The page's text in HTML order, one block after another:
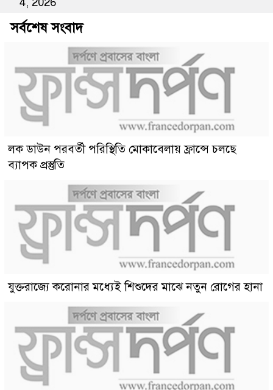
সর্বশেষ সংবাদ
লক ডাউন পরবর্তী পরিস্থিতি মোকাবেলায় ফ্রান্সে চলছে
ব্যাপক প্রস্তুতি
যুক্তরাজ্যে করোনার মধ্যেই শিশুদের মাঝে নতুন রোগের হানা